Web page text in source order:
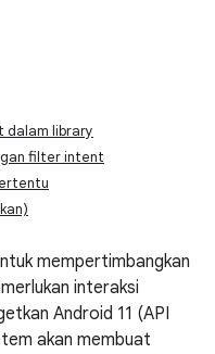
dalam library
filter intent
mempertimbangkan
interaksi
Android 11 (API
akan membuat